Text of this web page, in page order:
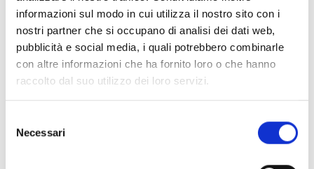
informazioni sul modo in cui utilizza il nostro sito con i
nostri partner che si occupano di analisi dei dati web,
pubblicità e social media, i quali potrebbero combinarle
con altre informazioni che ha fornito loro o che hanno
raccolto dal suo utilizzo dei loro servizi.
delNecessari
Conosci Obiettivo Europa?
Prova gratis